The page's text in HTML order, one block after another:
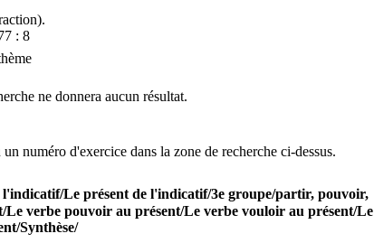
: 8
ne donnera aucun résultat.
numéro d'exercice dans la zone de recherche ci-dessus.
l'indicatif/Le présent de l'indicatif/3e groupe/partir, pouvoir,
verbe pouvoir au présent/Le verbe vouloir au présent/Le
Synthèse/